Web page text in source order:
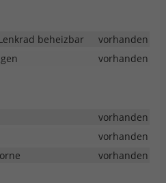
beheizbar vorhanden
vorhanden
vorhanden
vorhanden
vorhanden